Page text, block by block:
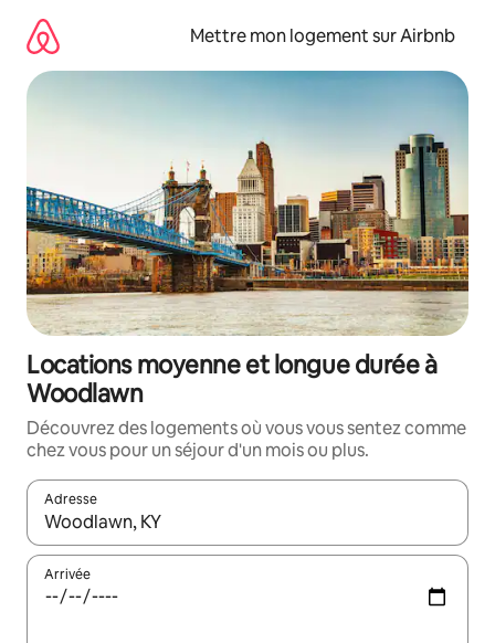
directement
contenu
Mettre mon logement sur Airbnb
Locations moyenne et longue durée à
Woodlawn
Découvrez des logements où vous vous sentez comme
chez vous pour un séjour d'un mois ou plus.
Adresse
Lorsque les résultats s'affichent, utilisez les flèches vers le
Arrivée